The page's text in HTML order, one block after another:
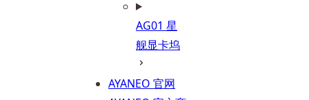
AG01 星
舰显卡坞
AYANEO 官网